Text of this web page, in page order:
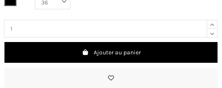
Ajouter au panier